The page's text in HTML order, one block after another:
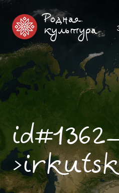
Родная
культура